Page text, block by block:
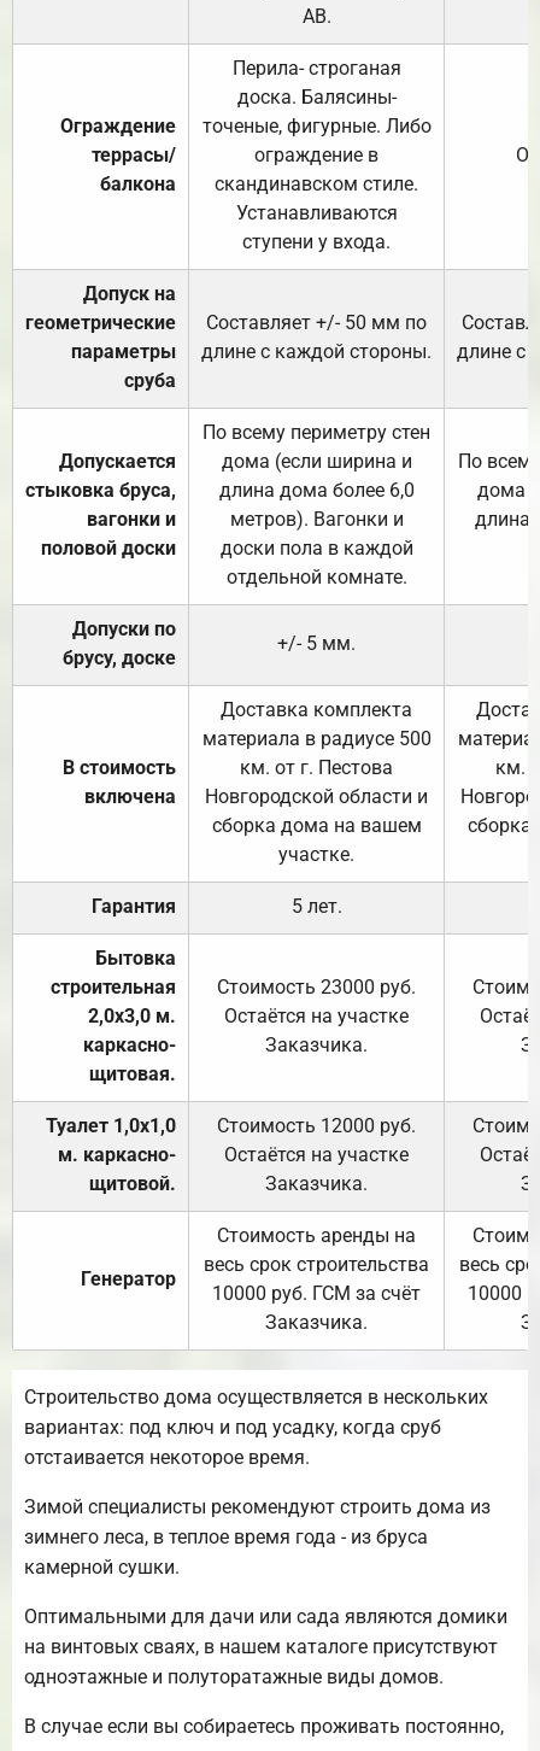
АВ.
Ограждение
террасы/
балкона
Перила- строганая
доска. Балясины-
точеные, фигурные. Либо
ограждение в
скандинавском стиле.
Устанавливаются
ступени у входа.
Допуск на
геометрические
параметры
сруба
Составляет +/- 50 мм по
длине с каждой стороны.
длине с
Допускается
стыковка бруса,
вагонки и
половой доски
По всему периметру стен
дома (если ширина и
длина дома более 6,0
метров). Вагонки и
доски пола в каждой
отдельной комнате.
По
дома
длина
Допуски по
брусу, доске
+/- 5 мм.
В стоимость
включена
Доставка комплекта
материала в радиусе 500
км. от г. Пестова
Новгородской области и
сборка дома на вашем
участке.
км.
Гарантия 5 лет.
Бытовка
строительная
2,0х3,0 м.
каркасно-
щитовая.
Стоимость 23000 руб.
Остаётся на участке
Заказчика.
Туалет 1,0х1,0
м. каркасно-
щитовой.
Стоимость 12000 руб.
Остаётся на участке
Заказчика.
Генератор
Стоимость аренды на
весь срок строительства
10000 руб. ГСМ за счёт
Заказчика.
весь
10000
Строительство дома осуществляется в нескольких
вариантах: под ключ и под усадку, когда сруб
отстаивается некоторое время.
Зимой специалисты рекомендуют строить дома из
зимнего леса, в теплое время года - из бруса
камерной сушки.
Оптимальными для дачи или сада являются домики
на винтовых сваях, в нашем каталоге присутствуют
одноэтажные и полуторатажные виды домов.
В случае если вы собираетесь проживать постоянно,